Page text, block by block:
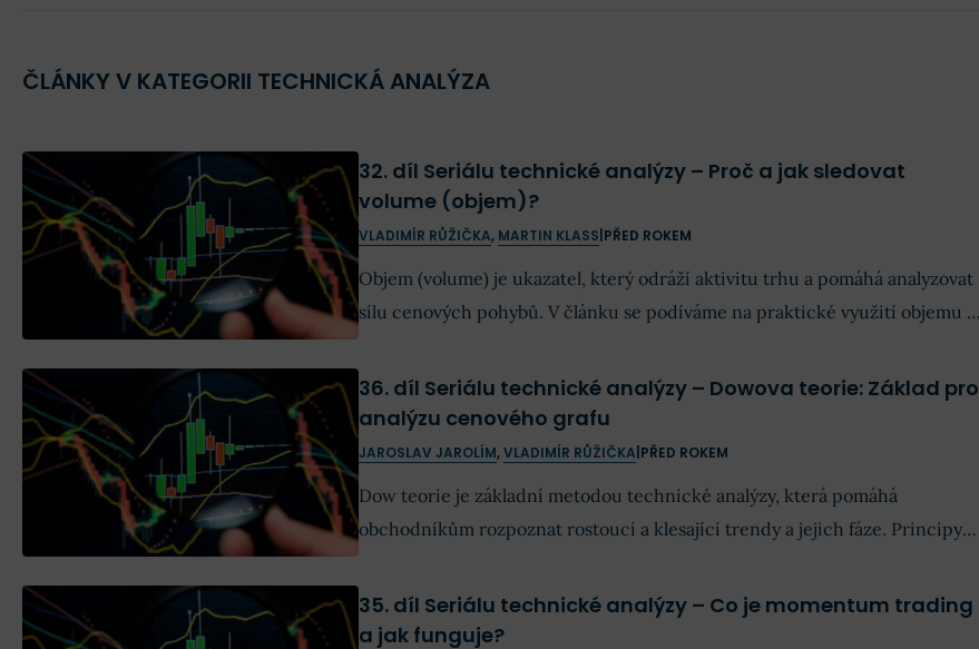
ČLÁNKY V KATEGORII TECHNICKÁ ANALÝZA
32. díl Seriálu technické analýzy – Proč a jak sledovat
volume (objem)?
VLADIMÍR RŮŽIČKA, MARTIN KLASS PŘED ROKEM
Objem (volume) je ukazatel, který odráží aktivitu trhu a pomáhá analyzovat
sílu cenových pohybů. V článku se podíváme na praktické využití objemu v
36. díl Seriálu technické analýzy – Dowova teorie: Základ pro
analýzu cenového grafu
JAROSLAV JAROLÍM,VLADIMÍR RŮŽIČKA PŘED ROKEM
Dow teorie je základní metodou technické analýzy, která pomáhá
obchodníkům rozpoznat rostoucí a klesající trendy a jejich fáze. Principy
35. díl Seriálu technické analýzy – Co je momentum trading
a jak funguje?